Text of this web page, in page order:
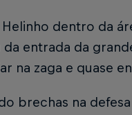
dentro da
entrada da
na zaga e quase
brechas na